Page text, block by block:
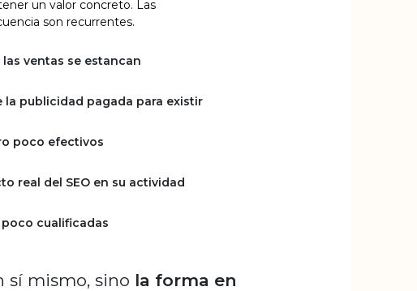
un valor concreto. Las
son recurrentes.
ventas se estancan
la publicidad pagada para existir
poco efectivos
real del SEO en su actividad
sí mismo, sino la forma en
cualificadas